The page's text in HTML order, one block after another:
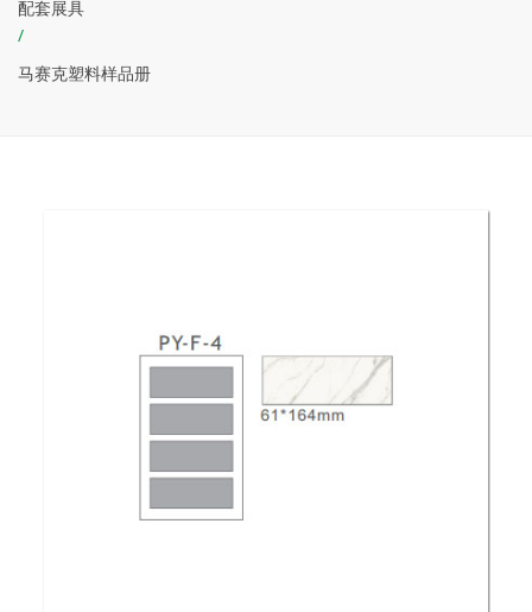
配套展具
/
马赛克塑料样品册